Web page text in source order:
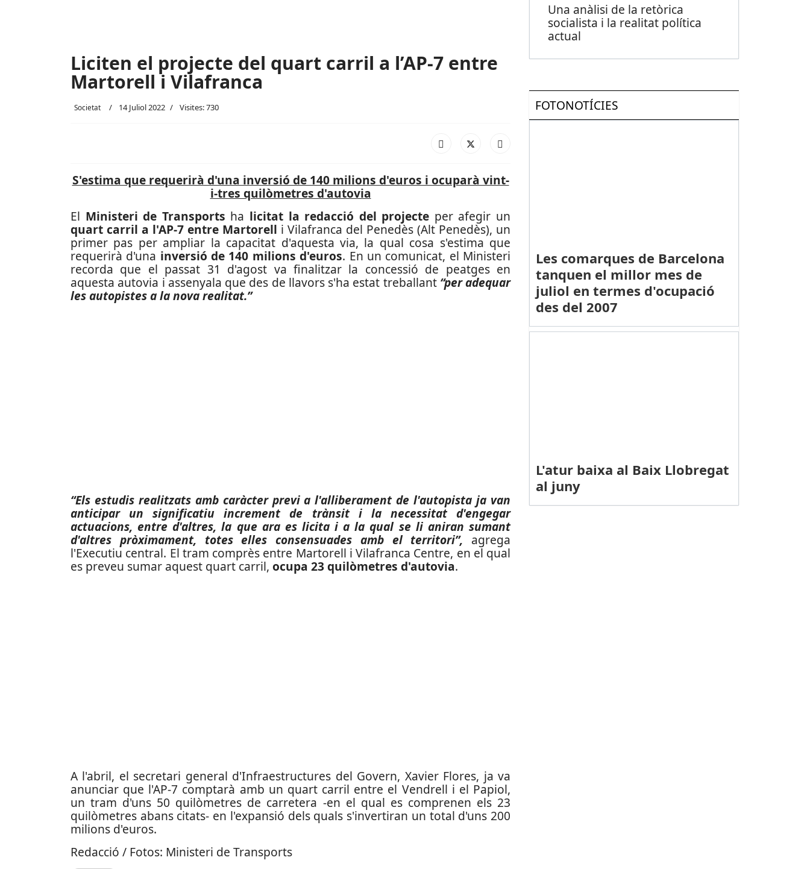
Liciten el projecte del quart carril a l’AP-7 entre
Martorell i Vilafranca
Societat 14 Juliol 2022 Visites: 730
S'estima que requerirà d'una inversió de 140 milions d'euros i ocuparà vint-
i-tres quilòmetres d'autovia
El Ministeri de Transports ha licitat la redacció del projecte per afegir un
quart carril a l'AP-7 entre Martorell i Vilafranca del Penedès (Alt Penedès), un
primer pas per ampliar la capacitat d'aquesta via, la qual cosa s'estima que
requerirà d'una inversió de 140 milions d'euros. En un comunicat, el Ministeri
recorda que el passat 31 d'agost va finalitzar la concessió de peatges en
aquesta autovia i assenyala que des de llavors s'ha estat treballant “per adequar
les autopistes a la nova realitat.”
“Els estudis realitzats amb caràcter previ a l'alliberament de l'autopista ja van
anticipar un significatiu increment de trànsit i la necessitat d'engegar
actuacions, entre d'altres, la que ara es licita i a la qual se li aniran sumant
d'altres pròximament, totes elles consensuades amb el territori”, agrega
l'Executiu central. El tram comprès entre Martorell i Vilafranca Centre, en el qual
es preveu sumar aquest quart carril, ocupa 23 quilòmetres d'autovia.
A l'abril, el secretari general d'Infraestructures del Govern, Xavier Flores, ja va
anunciar que l'AP-7 comptarà amb un quart carril entre el Vendrell i el Papiol,
un tram d'uns 50 quilòmetres de carretera -en el qual es comprenen els 23
quilòmetres abans citats- en l'expansió dels quals s'invertiran un total d'uns 200
milions d'euros.
Redacció / Fotos: Ministeri de Transports
Una anàlisi de la retòrica
socialista i la realitat política
actual
FOTONOTÍCIES
Les comarques de Barcelona
tanquen el millor mes de
juliol en termes d'ocupació
des del 2007
L'atur baixa al Baix Llobregat
al juny